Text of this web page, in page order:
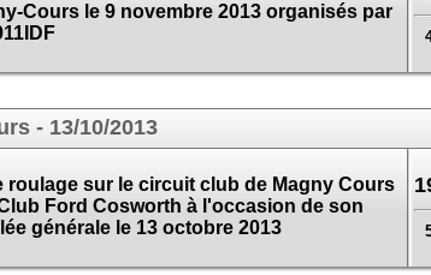
Cours le 9 novembre 2013 organisés par
- 13/10/2013
roulage sur le circuit club de Magny Cours
Ford Cosworth à l'occasion de son
générale le 13 octobre 2013